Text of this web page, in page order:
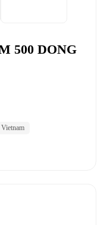
500 DONG
Vietnam